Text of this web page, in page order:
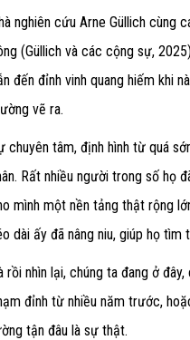
nghiên cứu Arne Güllich
(Güllich và các cộng sự,
đến đỉnh vinh quang hiếm khi
vẽ ra.
chuyên tâm, định hình từ quá
Rất nhiều người trong số họ
mình một nền tảng thật rộng
dài ấy đã nâng niu, giúp họ
rồi nhìn lại, chúng ta đang ở
đỉnh từ nhiều năm trước,
tận đâu là sự thật.